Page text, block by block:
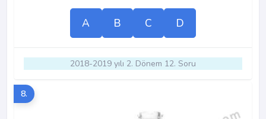
A B C D
2018-2019 yılı 2. Dönem 12. Soru
8.